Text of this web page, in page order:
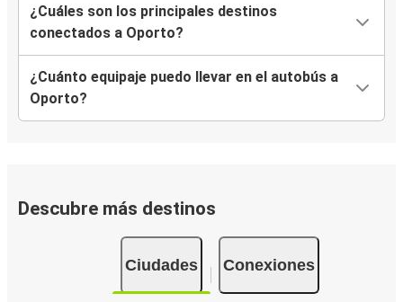
Oporto
Nazare
Braganza
Oporto
Sintra
¿Cuáles son los principales destinos
conectados a Oporto?
¿Cuánto equipaje puedo llevar en el autobús a
Oporto?
Descubre más destinos
Ciudades Conexiones